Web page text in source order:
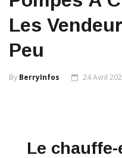
Les
Peu
By BerryInfos 24 Avril
Le chauffe-